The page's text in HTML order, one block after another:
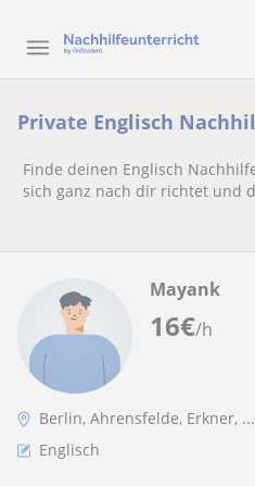
Private Englisch
Finde deinen Englisch
sich ganz nach dir richtet und
16€/h
Mayank
Berlin, Ahrensfelde, Erkner, ...
Englisch